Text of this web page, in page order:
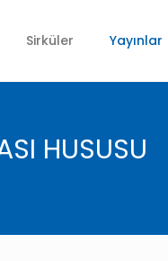
Sirküler Yayınlar
HUSUSU